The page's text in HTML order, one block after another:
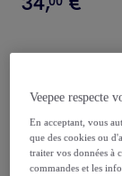
Veepee respecte
En acceptant, vous
que des cookies ou
traiter vos données à
commandes et les